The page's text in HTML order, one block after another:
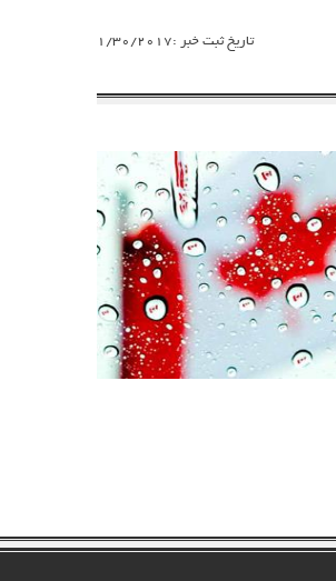
تاریخ ثبت خبر :1/30/2017